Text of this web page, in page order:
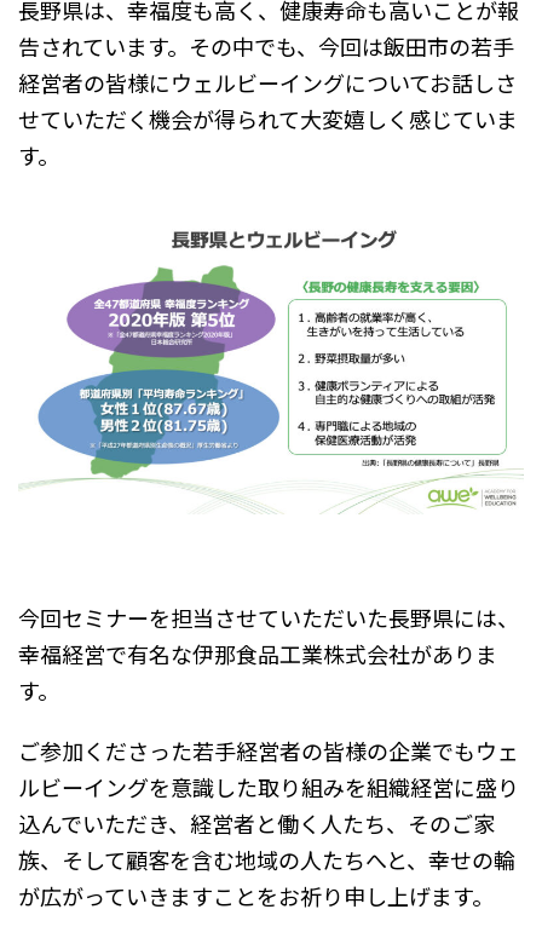
長野県は、幸福度も高く、健康寿命も高いことが報
告されています。その中でも、今回は飯田市の若手
経営者の皆様にウェルビーイングについてお話しさ
せていただく機会が得られて大変嬉しく感じていま
す。
今回セミナーを担当させていただいた長野県には、
幸福経営で有名な伊那食品工業株式会社がありま
す。
ご参加くださった若手経営者の皆様の企業でもウェ
ルビーイングを意識した取り組みを組織経営に盛り
込んでいただき、経営者と働く人たち、そのご家
族、そして顧客を含む地域の人たちへと、幸せの輪
が広がっていきますことをお祈り申し上げます。